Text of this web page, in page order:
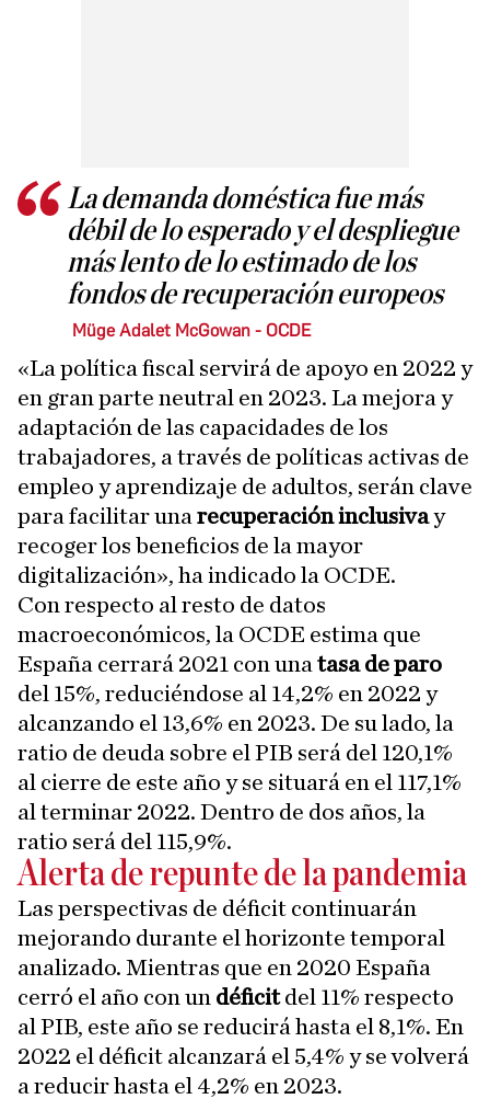
La demanda doméstica fue más
débil de lo esperado y el despliegue
más lento de lo estimado de los
fondos de recuperación europeos
Müge Adalet McGowan - OCDE
«La política fiscal servirá de apoyo en 2022 y
en gran parte neutral en 2023. La mejora y
adaptación de las capacidades de los
trabajadores, a través de políticas activas de
empleo y aprendizaje de adultos, serán clave
para facilitar una recuperación inclusivay
recoger los beneficios de la mayor
digitalización», ha indicado la OCDE.
Con respecto al resto de datos
macroeconómicos, la OCDE estima que
España cerrará 2021 con una tasa de paro
del 15%, reduciéndose al 14,2% en 2022 y
alcanzando el 13,6% en 2023. De su lado, la
ratio de deuda sobre el PIB será del 120,1%
al cierre de este año y se situará en el 117,1%
al terminar 2022. Dentro de dos años, la
ratio será del 115,9%.
Alerta de repunte de la pandemia
Las perspectivas de déficit continuarán
mejorando durante el horizonte temporal
analizado. Mientras que en 2020 España
cerró el año con un déficitdel 11% respecto
al PIB, este año se reducirá hasta el 8,1%. En
2022 el déficit alcanzará el 5,4% y se volverá
a reducir hasta el 4,2% en 2023.